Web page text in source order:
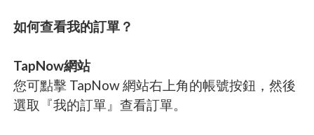
如何查看我的訂單？
TapNow網站
您可點擊 TapNow 網站右上角的帳號按鈕，然後
選取『我的訂單』查看訂單。